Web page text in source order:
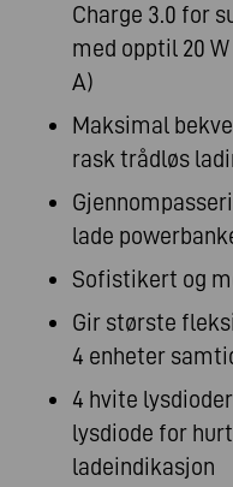
Charge 3.0 for
med opptil 20 W
A)
Maksimal
rask trådløs
lade
Sofistikert og
Gir største
4 enheter
4 hvite
lysdiode for
ladeindikasjon